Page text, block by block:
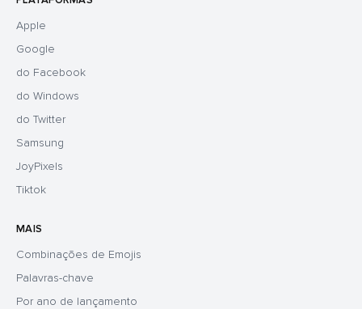
Apple
Google
do Facebook
do Windows
do Twitter
Samsung
JoyPixels
Tiktok
MAIS
Combinações de Emojis
Palavras-chave
Por ano de lançamento